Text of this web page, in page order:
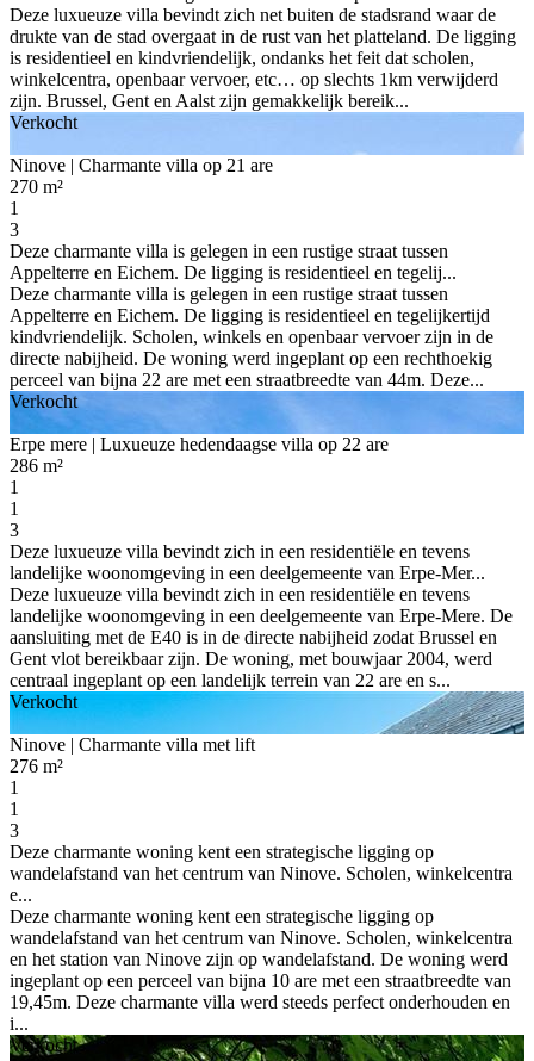
Deze luxueuze villa bevindt zich net buiten de stadsrand waar de
drukte van de stad overgaat in de rust van het platteland. De ligging
is residentieel en kindvriendelijk, ondanks het feit dat scholen,
winkelcentra, openbaar vervoer, etc… op slechts 1km verwijderd
zijn. Brussel, Gent en Aalst zijn gemakkelijk bereik...
Verkocht
Ninove | Charmante villa op 21 are
270 m²
1
3
Deze charmante villa is gelegen in een rustige straat tussen
Appelterre en Eichem. De ligging is residentieel en tegelij...
Deze charmante villa is gelegen in een rustige straat tussen
Appelterre en Eichem. De ligging is residentieel en tegelijkertijd
kindvriendelijk. Scholen, winkels en openbaar vervoer zijn in de
directe nabijheid. De woning werd ingeplant op een rechthoekig
perceel van bijna 22 are met een straatbreedte van 44m. Deze...
Verkocht
Erpe mere | Luxueuze hedendaagse villa op 22 are
286 m²
1
1
3
Deze luxueuze villa bevindt zich in een residentiële en tevens
landelijke woonomgeving in een deelgemeente van Erpe-Mer...
Deze luxueuze villa bevindt zich in een residentiële en tevens
landelijke woonomgeving in een deelgemeente van Erpe-Mere. De
aansluiting met de E40 is in de directe nabijheid zodat Brussel en
Gent vlot bereikbaar zijn. De woning, met bouwjaar 2004, werd
centraal ingeplant op een landelijk terrein van 22 are en s...
Verkocht
Ninove | Charmante villa met lift
276 m²
1
1
3
Deze charmante woning kent een strategische ligging op
wandelafstand van het centrum van Ninove. Scholen, winkelcentra
e...
Deze charmante woning kent een strategische ligging op
wandelafstand van het centrum van Ninove. Scholen, winkelcentra
en het station van Ninove zijn op wandelafstand. De woning werd
ingeplant op een perceel van bijna 10 are met een straatbreedte van
19,45m. Deze charmante villa werd steeds perfect onderhouden en
i...
Verkocht